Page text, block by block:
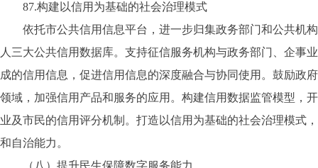
87.构建以信用为基础的社会治理模式
依托市公共信用信息平台，进一步归集政务部门和公共机构
人三大公共信用数据库。支持征信服务机构与政务部门、企事
成的信用信息，促进信用信息的深度融合与协同使用。鼓励政
领域，加强信用产品和服务的应用。构建信用数据监管模型，
业及市民的信用评分机制。打造以信用为基础的社会治理模式
和自治能力。
（八）提升民生保障数字服务能力